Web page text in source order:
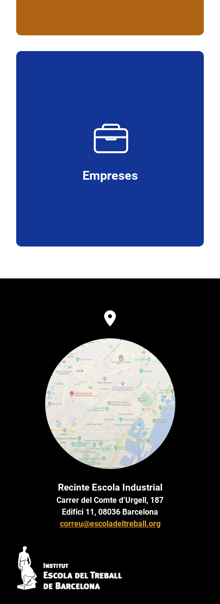
Empreses
Recinte Escola Industrial
Carrer del Comte d’Urgell, 187
Edifici 11, 08036 Barcelona
correu@escoladeltreball.org